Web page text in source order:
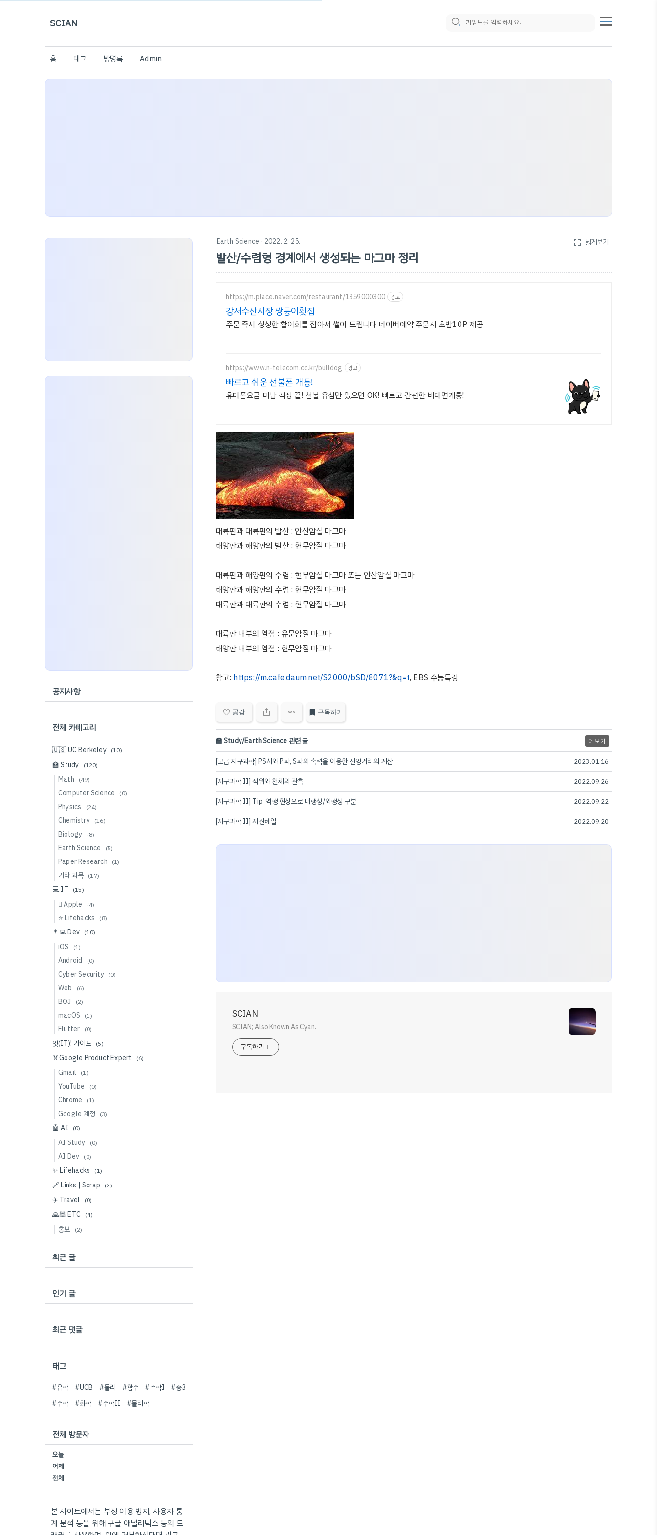
SCIAN
홈 태그 방명록 Admin
Earth Science · 2022. 2. 25. fullscreen 넓게보기
발산/수렴형 경계에서 생성되는 마그마 정리
https://m.place.naver.com/restaurant/1359000300 광고
강서수산시장 쌍둥이횟집
주문 즉시 싱싱한 활어회를 잡아서 썰어 드립니다 네이버예약 주문시 초밥10P 제공
https://www.n-telecom.co.kr/bulldog 광고
빠르고 쉬운 선불폰 개통!
휴대폰요금 미납 걱정 끝! 선불 유심만 있으면 OK! 빠르고 간편한 비대면개통!
대륙판과 대륙판의 발산 : 안산암질 마그마
해양판과 해양판의 발산 : 현무암질 마그마
대륙판과 해양판의 수렴 : 현무암질 마그마 또는 안산암질 마그마
해양판과 해양판의 수렴 : 현무암질 마그마
대륙판과 대륙판의 수렴 : 현무암질 마그마
대륙판 내부의 열점 : 유문암질 마그마
해양판 내부의 열점 : 현무암질 마그마
참고: https://m.cafe.daum.net/S2000/bSD/8071?&q=t, EBS 수능특강
공감 구독하기
🏫 Study/Earth Science 관련 글 더 보기
[고급 지구과학] PS시와 P파, S파의 속력을 이용한 진앙거리의 계산 2023.01.16
[지구과학 II] 적위와 천체의 관측 2022.09.26
[지구과학 II] Tip: 역행 현상으로 내행성/외행성 구분 2022.09.22
[지구과학 II] 지진해일 2022.09.20
SCIAN
SCIAN; Also Known As Cyan.
구독하기
공지사항
전체 카테고리
🇺🇸 UC Berkeley (10)
🏫 Study (120)
Math (49)
Computer Science (0)
Physics (24)
Chemistry (16)
Biology (8)
Earth Science (5)
Paper Research (1)
기타 과목 (17)
💻 IT (15)
 Apple (4)
⭐️ Lifehacks (8)
👨‍💻 Dev (10)
iOS (1)
Android (0)
Cyber Security (0)
Web (6)
BOJ (2)
macOS (1)
Flutter (0)
잇(IT)! 가이드 (5)
🏅Google Product Expert (6)
Gmail (1)
YouTube (0)
Chrome (1)
Google 계정 (3)
🤖 AI (0)
AI Study (0)
AI Dev (0)
✨ Lifehacks (1)
🔗 Links | Scrap (3)
✈️ Travel (0)
🙏🏻 ETC (4)
홍보 (2)
최근 글
인기 글
최근 댓글
태그
#유학 #UCB #물리 #함수 #수학I
#중3
#수학
#화학 #수학II #물리학
전체 방문자
오늘
어제
전체
본 사이트에서는 부정 이용 방지, 사용자 통
계 분석 등을 위해 구글 애널리틱스 등의 트